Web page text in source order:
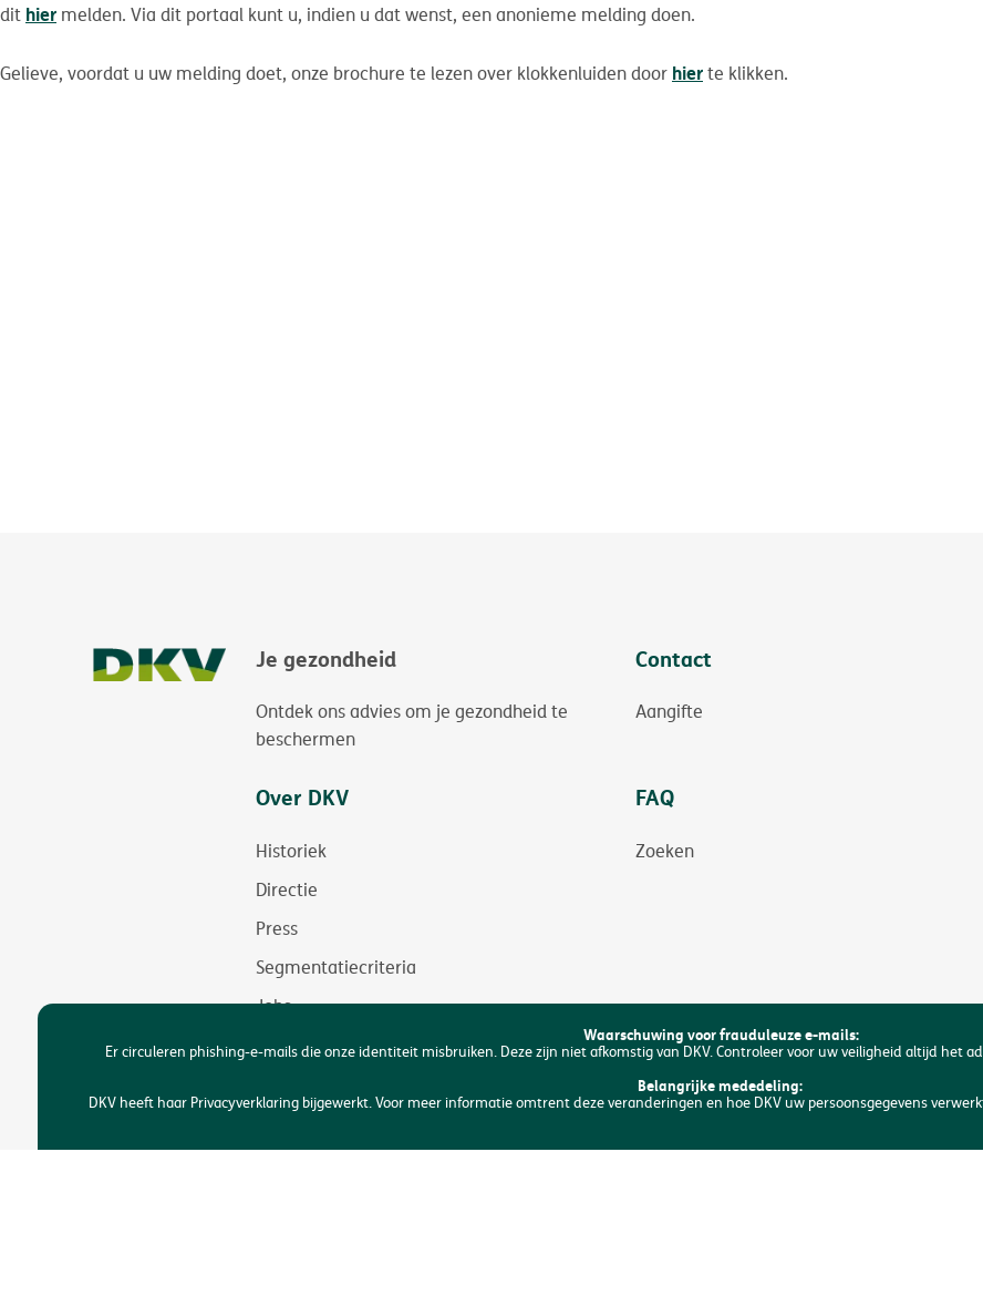
dit hier melden. Via dit portaal kunt u, indien u dat wenst, een anonieme melding doen.
Gelieve, voordat u uw melding doet, onze brochure te lezen over klokkenluiden door hierte klikken.
Je gezondheid
Ontdek ons advies om je gezondheid te
beschermen
Contact
Aangifte
Over DKV
Historiek
Directie
Press
Segmentatiecriteria
Jobs
Duurzaamheid
FAQ
Zoeken
Waarschuwing voor frauduleuze e-mails:
Er circuleren phishing-e-mails die onze identiteit misbruiken. Deze zijn niet afkomstig van DKV. Controleer voor uw veiligheid altijd het
Belangrijke mededeling:
DKV heeft haar Privacyverklaring bijgewerkt. Voor meer informatie omtrent deze veranderingen en hoe DKV uw persoonsgegevens